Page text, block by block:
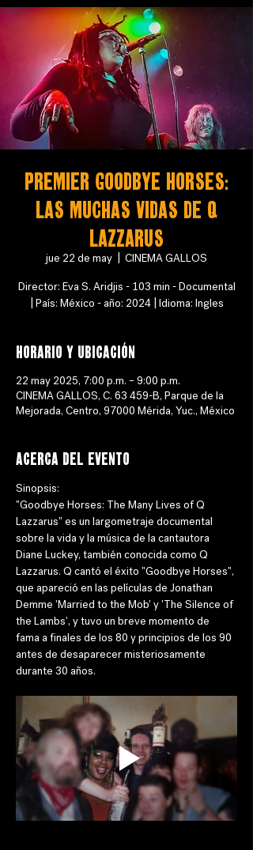
Premier Goodbye Horses:
Las Muchas Vidas De Q
Lazzarus
jue 22 de may
CINEMA GALLOS
Director: Eva S. Aridjis - 103 min - Documental
| País: México - año: 2024 | Idioma: Ingles
Horario y ubicación
22 may 2025, 7:00 p.m. – 9:00 p.m.
CINEMA GALLOS, C. 63 459-B, Parque de la
Mejorada, Centro, 97000 Mérida, Yuc., México
Acerca del evento
Sinopsis:
"Goodbye Horses: The Many Lives of Q
Lazzarus" es un largometraje documental
sobre la vida y la música de la cantautora
Diane Luckey, también conocida como Q
Lazzarus. Q cantó el éxito "Goodbye Horses",
que apareció en las películas de Jonathan
Demme 'Married to the Mob' y 'The Silence of
the Lambs', y tuvo un breve momento de
fama a finales de los 80 y principios de los 90
antes de desaparecer misteriosamente
durante 30 años.